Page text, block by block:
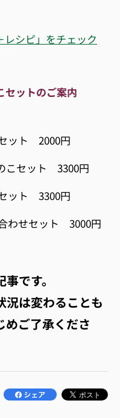
シピ」をチェック
セットのご案内
ット 2000円
こセット 3300円
ット 3300円
わせセット 3000円
事です。
況は変わることも
めご了承くださ